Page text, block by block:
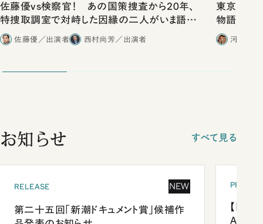
佐藤優vs検察官！ あの国策捜査から20年、
特捜取調室で対峙した因縁の二人がいま語り
合ったこと
佐藤優／出演者 西村尚芳／出演者
東京は都
物語」に
河野有
お知らせ すべて見る
RELEASE NEW
第二十五回「新潮ドキュメント賞」候補作
【「新